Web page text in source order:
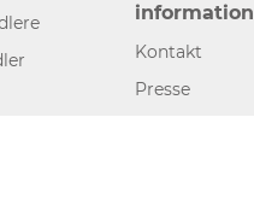
information
Kontakt
Presse